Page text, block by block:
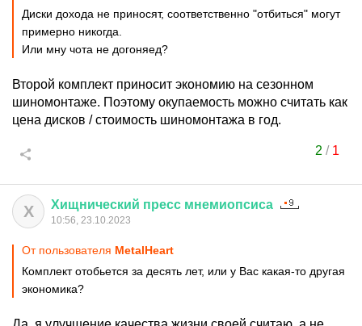
Диски дохода не приносят, соответственно "отбиться" могут
примерно никогда.
Или мну чота не догоняед?
Второй комплект приносит экономию на сезонном
шиномонтаже. Поэтому окупаемость можно считать как
цена дисков / стоимость шиномонтажа в год.
2 / 1
Х Хищнический пресс мнемиопсиса
10:56, 23.10.2023
От пользователя MetalHeart
Комплект отобьется за десять лет, или у Вас какая-то другая
экономика?